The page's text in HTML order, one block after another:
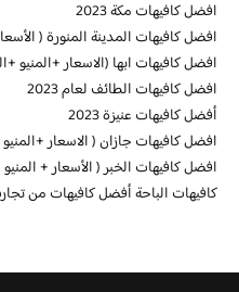
افضل كافيهات مكة 2023
افضل كافيهات المدينة المنورة (
افضل كافيهات ابها (الاسعار +المنيو
افضل كافيهات الطائف لعام 2023
أفضل كافيهات عنيزة 2023
افضل كافيهات جازان ( الاسعار
افضل كافيهات الخبر ( الأسعار +
كافيهات الباحة أفضل كافيهات من